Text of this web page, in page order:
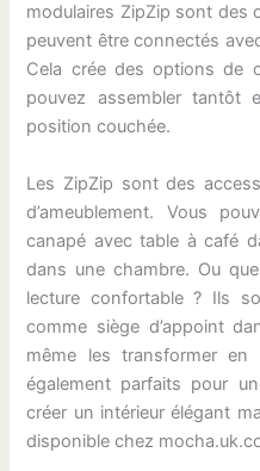
modulaires ZipZip sont des
peuvent être connectés
Cela crée des options de
pouvez assembler tantôt
position couchée.
Les ZipZip sont des
d’ameublement. Vous
canapé avec table à café
dans une chambre. Ou
lecture confortable ? Ils
comme siège d’appoint
même les transformer
également parfaits pour
créer un intérieur élégant
disponible chez